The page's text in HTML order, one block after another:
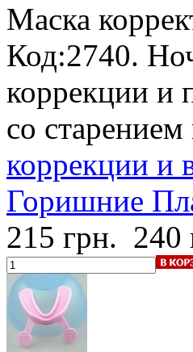
Маска
Код:2740.
коррекции и
со
коррекции и
Горишние
215 грн. 240